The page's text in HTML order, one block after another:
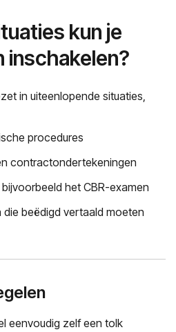
kun je
inschakelen?
in uiteenlopende situaties,
procedures
contractondertekeningen
het CBR-examen
beëdigd vertaald moeten
eenvoudig zelf een tolk